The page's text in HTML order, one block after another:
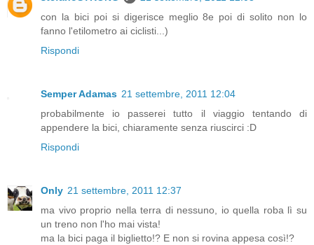
con la bici poi si digerisce meglio 8e poi di solito non lo
fanno l'etilometro ai ciclisti...)
Rispondi
Semper Adamas 21 settembre, 2011 12:04
probabilmente io passerei tutto il viaggio tentando di
appendere la bici, chiaramente senza riuscirci :D
Rispondi
Only 21 settembre, 2011 12:37
ma vivo proprio nella terra di nessuno, io quella roba lì su
un treno non l'ho mai vista!
ma la bici paga il biglietto!? E non si rovina appesa così!?